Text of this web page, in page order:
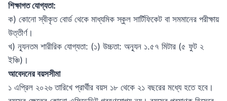
শিক্ষাগত যোগ্যতা:
ক) কোনো স্বীকৃত বোর্ড থেকে মাধ্যমিক স্কুল সার্টিফিকেট বা সমমানের পরীক্ষায়
উত্তীর্ণ।
খ) ন্যূনতম শারীরিক যোগ্যতা: (১) উচ্চতা: অন্যূন ১.৫৭ মিটার (৫ ফুট ২
ইঞ্চি)।
আবেদনের বয়সসীমা
১ এপ্রিল ২০২৬ তারিখে প্রার্থীর বয়স ১৮ থেকে ২১ বছরের মধ্যে হতে হবে।